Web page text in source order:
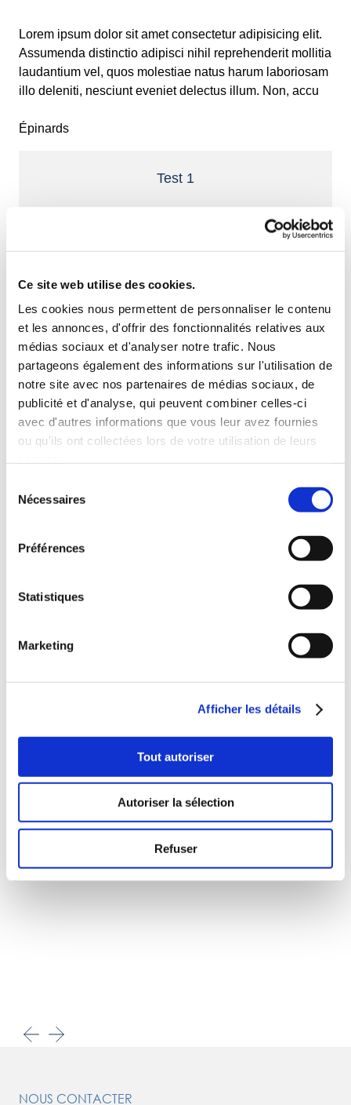
Ce site web utilise des cookies.
Les cookies nous permettent de personnaliser le contenu
et les annonces, d'offrir des fonctionnalités relatives aux
médias sociaux et d'analyser notre trafic. Nous
partageons également des informations sur l'utilisation de
notre site avec nos partenaires de médias sociaux, de
publicité et d'analyse, qui peuvent combiner celles-ci
avec d'autres informations que vous leur avez fournies
ou qu'ils ont collectées lors de votre utilisation de leurs
Nécessaires
Préférences
Statistiques
Marketing
Afficher les détails
Tout autoriser
Autoriser la sélection
Refuser
Lorem ipsum dolor sit amet consectetur adipisicing elit.
Assumenda distinctio adipisci nihil reprehenderit mollitia
laudantium vel, quos molestiae natus harum laboriosam
illo deleniti, nesciunt eveniet delectus illum. Non, accu
Épinards
Test 1
Test 3
Défis courants
de la congélation IQF
Titre 1
F’LSMDFMDF;LMF;LSDW F;KSDMFK;SMFK;SMF;S
fdl;vmfdk;mfdkbfdakaak g;skfngfksfgnsk;dngf
Produits apparentés
NOUS CONTACTER